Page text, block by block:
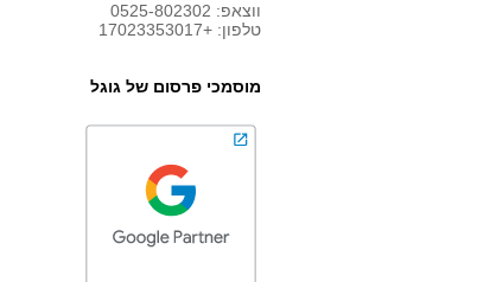
ווצאפ: 0525-802302
טלפון: +17023353017
מוסמכי פרסום של גוגל